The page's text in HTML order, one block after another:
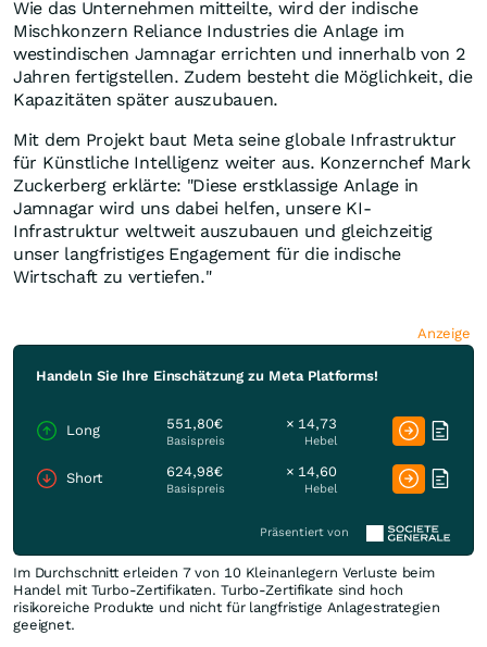
Wie das Unternehmen mitteilte, wird der indische
Mischkonzern Reliance Industries die Anlage im
westindischen Jamnagar errichten und innerhalb von 2
Jahren fertigstellen. Zudem besteht die Möglichkeit, die
Kapazitäten später auszubauen.
Mit dem Projekt baut Meta seine globale Infrastruktur
für Künstliche Intelligenz weiter aus. Konzernchef Mark
Zuckerberg erklärte: "Diese erstklassige Anlage in
Jamnagar wird uns dabei helfen, unsere KI-
Infrastruktur weltweit auszubauen und gleichzeitig
unser langfristiges Engagement für die indische
Wirtschaft zu vertiefen."
Anzeige
Handeln Sie Ihre Einschätzung zu Meta Platforms!
Long 551,80€
Basispreis
× 14,73
Hebel
Short 624,98€
Basispreis
× 14,60
Hebel
Präsentiert von
Im Durchschnitt erleiden 7 von 10 Kleinanlegern Verluste beim
Handel mit Turbo-Zertifikaten. Turbo-Zertifikate sind hoch
risikoreiche Produkte und nicht für langfristige Anlagestrategien
geeignet.